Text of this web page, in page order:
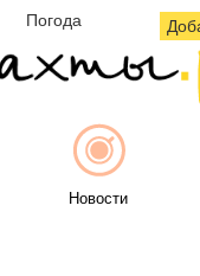
Погода
Новости